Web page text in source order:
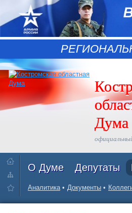
Дума
О Думе Депутаты
Аналитика Документы